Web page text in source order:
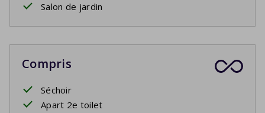
Salon de jardin
Compris
Séchoir
Apart 2e toilet